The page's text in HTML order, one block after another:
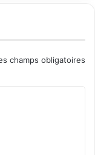
champs obligatoires